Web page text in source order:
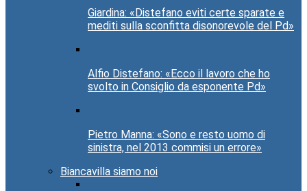
Giardina: «Distefano eviti certe sparate e
mediti sulla sconfitta disonorevole del Pd»
Alfio Distefano: «Ecco il lavoro che ho
svolto in Consiglio da esponente Pd»
Pietro Manna: «Sono e resto uomo di
sinistra, nel 2013 commisi un errore»
Biancavilla siamo noi